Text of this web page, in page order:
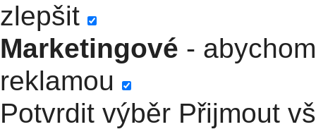
zlepšit
Marketingové -
reklamou
Potvrdit výběr Přijmout